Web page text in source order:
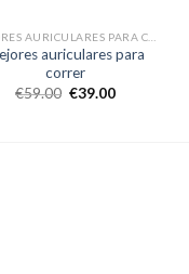
auriculares para
correr
€59.00 €39.00